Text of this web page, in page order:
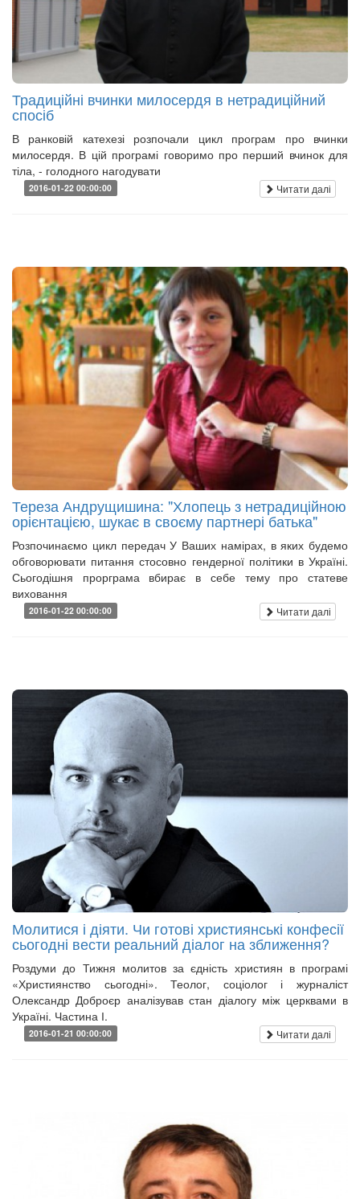
Традиційні вчинки милосердя в нетрадиційний
спосіб
В ранковій катехезі розпочали цикл програм про вчинки
милосердя. В цій програмі говоримо про перший вчинок для
тіла, - голодного нагодувати
2016-01-22 00:00:00 Читати далі
Тереза Андрущишина: "Хлопець з нетрадиційною
орієнтацією, шукає в своєму партнері батька"
Розпочинаємо цикл передач У Ваших намірах, в яких будемо
обговорювати питання стосовно гендерної політики в Україні.
Сьогодішня прорграма вбирає в себе тему про статеве
виховання
2016-01-22 00:00:00 Читати далі
Молитися і діяти. Чи готові християнські конфесії
сьогодні вести реальний діалог на зближення?
Роздуми до Тижня молитов за єдність християн в програмі
«Християнство сьогодні». Теолог, соціолог і журналіст
Олександр Доброєр аналізував стан діалогу між церквами в
Україні. Частина І.
2016-01-21 00:00:00 Читати далі